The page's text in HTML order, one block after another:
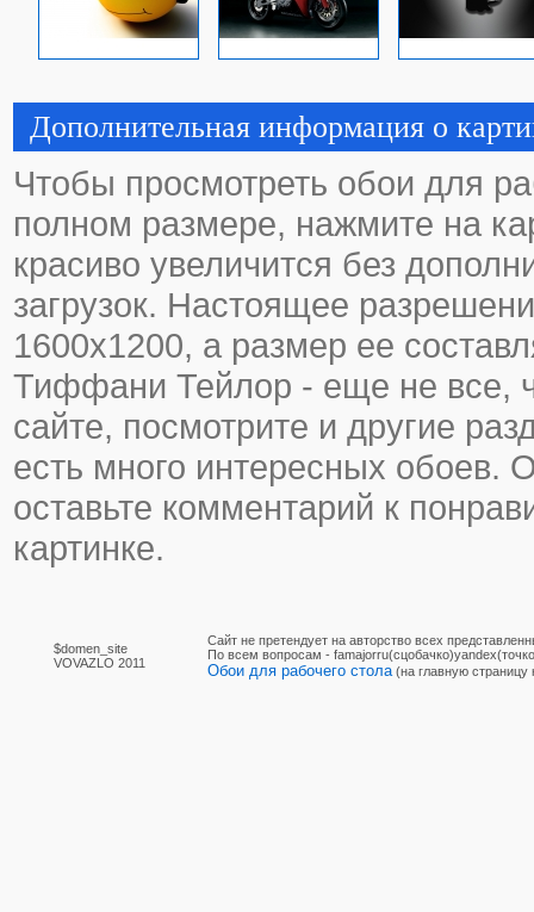
Дополнительная информация о
Чтобы просмотреть обои для
полном размере, нажмите на
красиво увеличится без
загрузок. Настоящее
1600х1200, а размер ее
Тиффани Тейлор - еще не все,
сайте, посмотрите и другие
есть много интересных обоев.
оставьте комментарий к
картинке.
$domen_site
VOVAZLO 2011
Сайт не претендует на авторство всех
По вcем вопросам -
Обои для рабочего стола (на главную страницу